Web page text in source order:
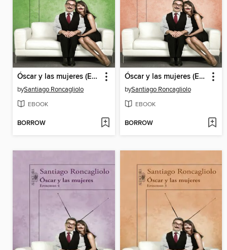
Óscar y las mujeres (Episodio 6)
bySantiago Roncagliolo
EBOOK
BORROW
Óscar y las mujeres (Episodio 5)
bySantiago Roncagliolo
EBOOK
BORROW